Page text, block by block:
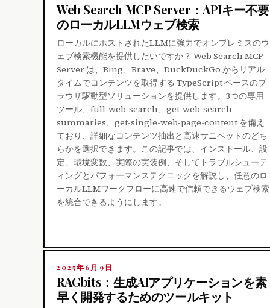
Web Search MCP Server：APIキー不要
のローカルLLMウェブ検索
ローカルにホストされたLLMに強力でオンプレミスのウ
ェブ検索機能を提供したいですか？ Web Search MCP
Server は、Bing、Brave、DuckDuckGo からリアル
タイムでコンテンツを取得する TypeScript ベースのブ
ラウザ駆動型ソリューションを提供します。3つの専用
ツール、full-web-search、get-web-search-
summaries、get-single-web-page-content を備え
ており、詳細なコンテンツ抽出と高速サニペットのどち
らかを選択できます。この記事では、インストール、設
定、環境変数、実際の実装例、そしてトラブルシューテ
ィングとパフォーマンステクニックを解説し、任意のロ
ーカルLLMワークフローに高速で信頼できるウェブ検索
を統合できるようにします。
2025年6月9日
RAGbits：生成AIアプリケーションを素
早く開発するためのツールキット